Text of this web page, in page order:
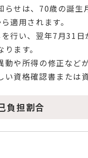
せは、70歳の誕生
適用されます。
行い、翌年7月31
ます。
や所得の修正など
資格確認書または
負担割合